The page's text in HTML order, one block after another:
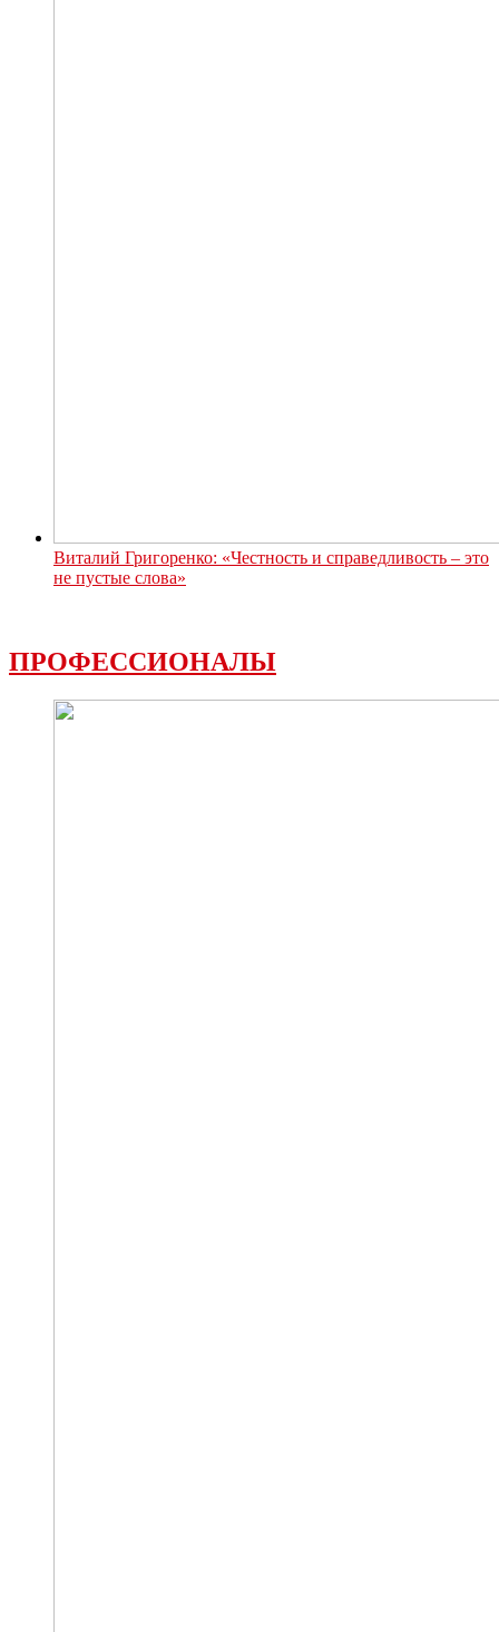
Виталий Григоренко: «Честность и справедливость – это
не пустые слова»
ПРОФЕССИОНАЛЫ